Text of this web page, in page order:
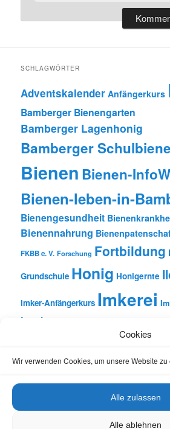
Cookies
Wir verwenden Cookies, um unsere Website zu
Alle zulassen
Alle ablehnen
SCHLAGWÖRTER
Adventskalender Anfängerkurs
Bamberger Bienengarten
Bamberger Lagenhonig
Bamberger Schulbiene
Bienen Bienen-
Bienen-leben-in-
Bienengesundheit
Bienennahrung
FKBB e. V. Forschung Fortbildung
Grundschule Honig Honigernte
Imker-Anfängerkurs Imkerei
Insekten
Natur Oberfranken
Vortrag Wachs